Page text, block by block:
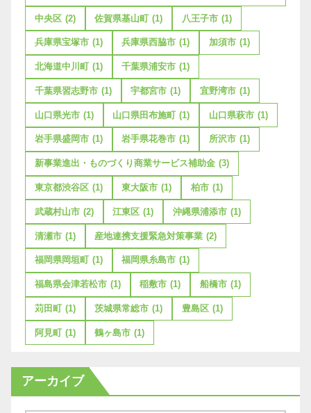
中央区 (2) 佐賀県基山町 (1) 八王子市 (1)
兵庫県宝塚市 (1) 兵庫県西脇市 (1) 加須市 (1)
北海道中川町 (1) 千葉県浦安市 (1)
千葉県習志野市 (1) 宇都宮市 (1) 宜野湾市 (1)
山口県光市 (1) 山口県田布施町 (1) 山口県萩市 (1)
岩手県盛岡市 (1) 岩手県花巻市 (1) 所沢市 (1)
新事業進出・ものづくり商業サービス補助金 (3)
東京都渋谷区 (1) 東大阪市 (1) 柏市 (1)
武蔵村山市 (2) 江東区 (1) 沖縄県浦添市 (1)
清瀬市 (1) 産地連携支援緊急対策事業 (2)
福岡県岡垣町 (1) 福岡県糸島市 (1)
福島県会津若松市 (1) 稲敷市 (1) 船橋市 (1)
苅田町 (1) 茨城県常総市 (1) 豊島区 (1)
阿見町 (1) 鶴ヶ島市 (1)
アーカイブ